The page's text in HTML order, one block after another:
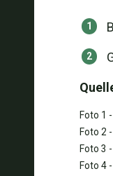
Foto 1
Foto 2
Foto 3
Foto 4